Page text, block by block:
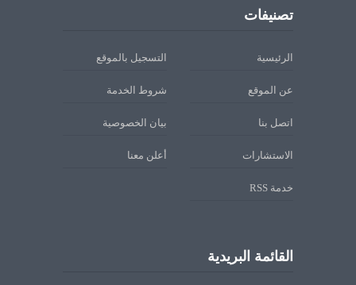
تصنيفات
الرئيسية التسجيل بالموقع
عن الموقع شروط الخدمة
اتصل بنا بيان الخصوصية
الاستشارات أعلن معنا
خدمة RSS
القائمة البريدية